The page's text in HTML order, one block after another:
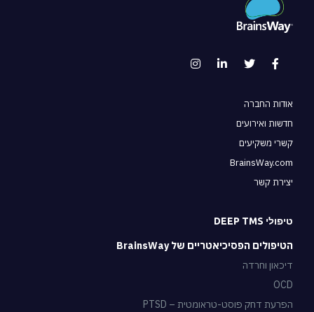
אודות החברה
חדשות ואירועים
קשרי משקיעים
BrainsWay.com
יצירת קשר
טיפולי DEEP TMS
הטיפולים הפסיכיאטריים של BrainsWay
דיכאון וחרדה
OCD
הפרעת דחק פוסט-טראומטית – PTSD